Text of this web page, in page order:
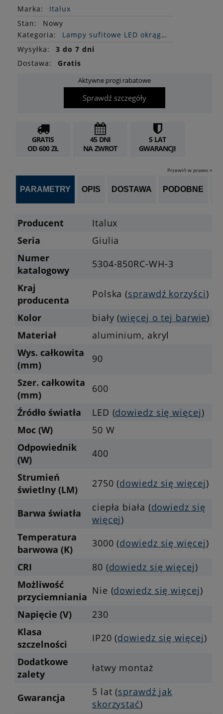
Marka:
Italux
Stan:
Nowy
Kategoria:
Lampy sufitowe LED okrągłe
Wysyłka:
3 do 7 dni
Dostawa:
Gratis
Aktywne progi rabatowe
Sprawdź szczegóły
GRATIS
OD 600 ZŁ
45 DNI
NA ZWROT
5 LAT
GWARANCJI
Przewiń w prawo »
PARAMETRY OPIS DOSTAWA PODOBNE
Producent
Italux
Seria
Giulia
Numer
katalogowy
5304-850RC-WH-3
Kraj
producenta
Polska (sprawdź korzyści)
Kolor
biały (więcej o tej barwie)
Materiał
aluminium, akryl
Wys. całkowita
(mm)
90
Szer. całkowita
(mm)
600
Źródło światła
LED (dowiedz się więcej)
Moc (W)
50 W
Odpowiednik
(W)
400
Strumień
świetlny (LM)
2750 (dowiedz się więcej)
Barwa światła ciepła biała (dowiedz się
więcej)
Temperatura
barwowa (K)
3000 (dowiedz się więcej)
CRI
80 (dowiedz się więcej)
Możliwość
przyciemniania
Nie (dowiedz się więcej)
Napięcie (V)
230
Klasa
szczelności
IP20 (dowiedz się więcej)
Dodatkowe
zalety
łatwy montaż
Gwarancja 5 lat (sprawdź jak
skorzystać)